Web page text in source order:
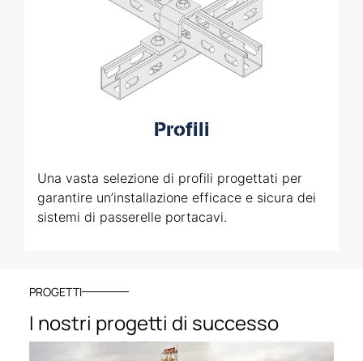
Profili
Una vasta selezione di profili progettati per
garantire un’installazione efficace e sicura dei
sistemi di passerelle portacavi.
PROGETTI
I nostri progetti di successo